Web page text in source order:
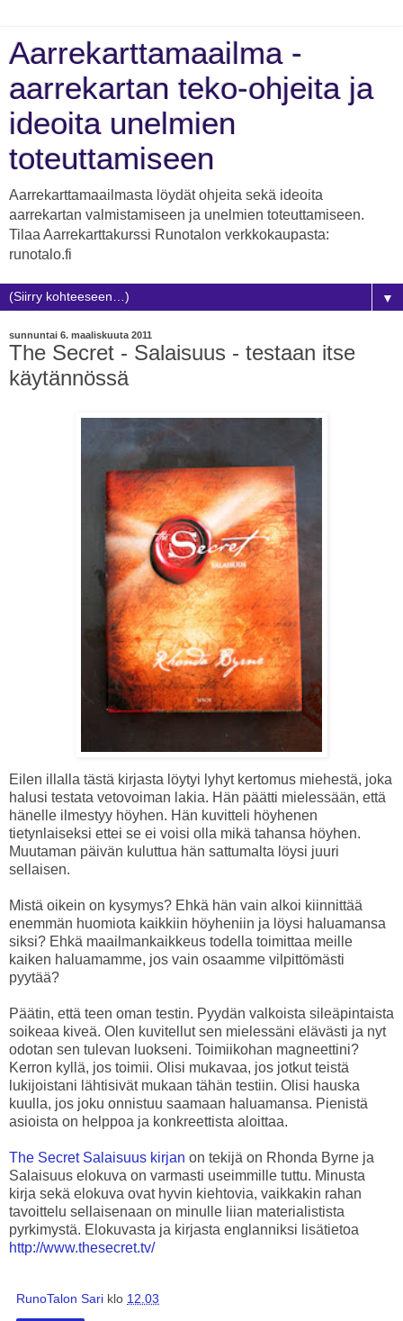
Aarrekarttamaailma -
aarrekartan teko-ohjeita ja
ideoita unelmien
toteuttamiseen
Aarrekarttamaailmasta löydät ohjeita sekä ideoita
aarrekartan valmistamiseen ja unelmien toteuttamiseen.
Tilaa Aarrekarttakurssi Runotalon verkkokaupasta:
runotalo.fi
▼
sunnuntai 6. maaliskuuta 2011
The Secret - Salaisuus - testaan itse
käytännössä
Eilen illalla tästä kirjasta löytyi lyhyt kertomus miehestä, joka
halusi testata vetovoiman lakia. Hän päätti mielessään, että
hänelle ilmestyy höyhen. Hän kuvitteli höyhenen
tietynlaiseksi ettei se ei voisi olla mikä tahansa höyhen.
Muutaman päivän kuluttua hän sattumalta löysi juuri
sellaisen.
Mistä oikein on kysymys? Ehkä hän vain alkoi kiinnittää
enemmän huomiota kaikkiin höyheniin ja löysi haluamansa
siksi? Ehkä maailmankaikkeus todella toimittaa meille
kaiken haluamamme, jos vain osaamme vilpittömästi
pyytää?
Päätin, että teen oman testin. Pyydän valkoista sileäpintaista
soikeaa kiveä. Olen kuvitellut sen mielessäni elävästi ja nyt
odotan sen tulevan luokseni. Toimiikohan magneettini?
Kerron kyllä, jos toimii. Olisi mukavaa, jos jotkut teistä
lukijoistani lähtisivät mukaan tähän testiin. Olisi hauska
kuulla, jos joku onnistuu saamaan haluamansa. Pienistä
asioista on helppoa ja konkreettista aloittaa.
The Secret Salaisuus kirjan on tekijä on Rhonda Byrne ja
Salaisuus elokuva on varmasti useimmille tuttu. Minusta
kirja sekä elokuva ovat hyvin kiehtovia, vaikkakin rahan
tavoittelu sellaisenaan on minulle liian materialistista
pyrkimystä. Elokuvasta ja kirjasta englanniksi lisätietoa
http://www.thesecret.tv/
RunoTalon Sari klo 12.03